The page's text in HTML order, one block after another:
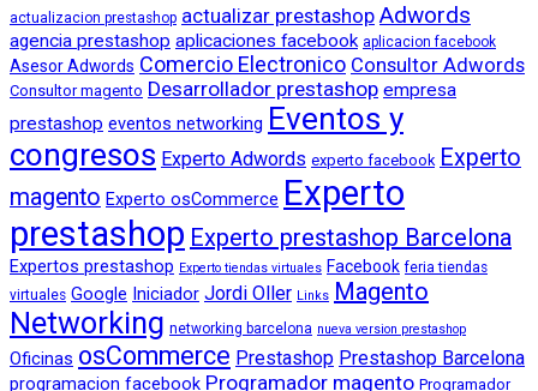
actualizacion prestashop actualizar prestashop Adwords
agencia prestashop aplicaciones facebook aplicacion facebook
Asesor Adwords Comercio Electronico Consultor Adwords
Consultor magento Desarrollador prestashop empresa
prestashop eventos networking Eventos y
congresos Experto Adwords experto facebook Experto
magento Experto osCommerce Experto
prestashop Experto prestashop Barcelona
Expertos prestashop Experto tiendas virtuales Facebook feria tiendas
virtuales Google Iniciador Jordi Oller Links Magento
Networking networking barcelona nueva version prestashop
Oficinas osCommerce Prestashop Prestashop Barcelona
programacion facebook Programador magento Programador